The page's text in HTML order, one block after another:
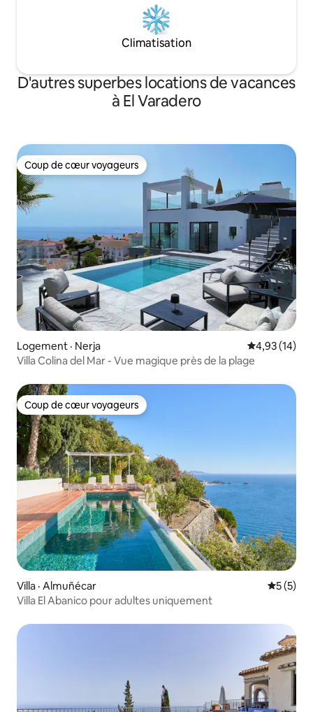
Climatisation
D'autres superbes locations de vacances
à El Varadero
Coup de cœur voyageurs
Coup de cœur voyageurs
Logement · Nerja Note
4,93 (14)
Villa Colina del Mar - Vue magique près de la plage
Coup de cœur voyageurs
Coup de cœur voyageurs
Villa · Almuñécar Note
5 (5)
Villa El Abanico pour adultes uniquement